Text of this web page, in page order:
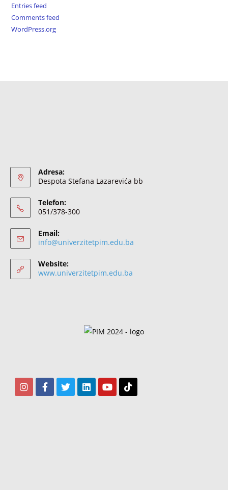
Entries feed
Comments feed
WordPress.org
Adresa:
Despota Stefana Lazarevića bb
Telefon:
051/378-300
Email:
info@univerzitetpim.edu.ba
Website:
www.univerzitetpim.edu.ba